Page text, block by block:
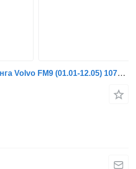
Стабилизираща щанга Volvo FM9 (01.01-12.05) 1075683 за влекач Volvo FM7-FM12, FM, FMX (1998-2014)